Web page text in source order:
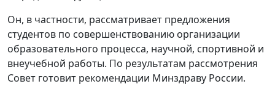
Он, в частности, рассматривает предложения
студентов по совершенствованию организации
образовательного процесса, научной, спортивной и
внеучебной работы. По результатам рассмотрения
Совет готовит рекомендации Минздраву России.